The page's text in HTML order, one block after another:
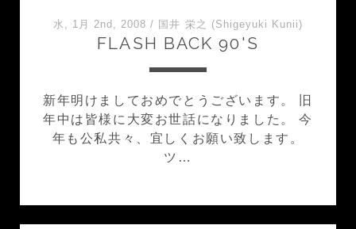
水, 1月 2nd, 2008 / 国井 栄之 (Shigeyuki Kunii)
FLASH BACK 90'S
新年明けましておめでとうございます。 旧
年中は皆様に大変お世話になりました。 今
年も公私共々、宜しくお願い致します。
ツ…